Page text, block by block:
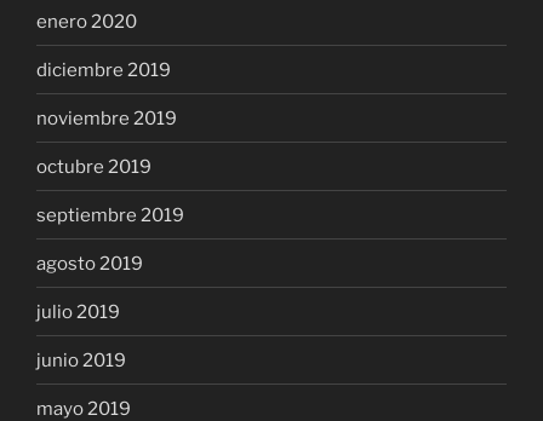
enero 2020
diciembre 2019
noviembre 2019
octubre 2019
septiembre 2019
agosto 2019
julio 2019
junio 2019
mayo 2019